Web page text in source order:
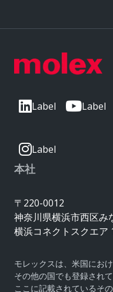
Label Label
Label
本社
〒220-0012
神奈川県横浜市西区み
横浜コネクトスクエア
モレックスは、米国にお
その他の国でも登録され
ここに記載されているそ